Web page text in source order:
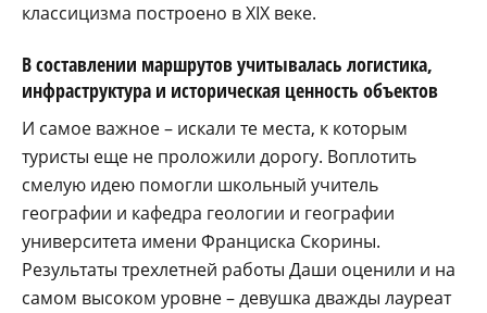
классицизма построено в XIX веке.
В составлении маршрутов учитывалась логистика,
инфраструктура и историческая ценность объектов
И самое важное – искали те места, к которым
туристы еще не проложили дорогу. Воплотить
смелую идею помогли школьный учитель
географии и кафедра геологии и географии
университета имени Франциска Скорины.
Результаты трехлетней работы Даши оценили и на
самом высоком уровне – девушка дважды лауреат